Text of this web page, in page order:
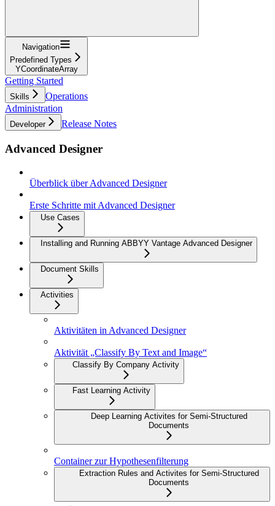
Navigation
Predefined Types
YCoordinateArray
Getting Started
Skills
Operations
Administration
Developer Release Notes
Advanced Designer
Überblick über Advanced Designer
Erste Schritte mit Advanced Designer
Use Cases
Installing and Running ABBYY Vantage Advanced Designer
Document Skills
Activities
Aktivitäten in Advanced Designer
Aktivität „Classify By Text and Image“
Classify By Company Activity
Fast Learning Activity
Deep Learning Activites for Semi-Structured
Documents
Container zur Hypothesenfilterung
Extraction Rules and Activites for Semi-Structured
Documents